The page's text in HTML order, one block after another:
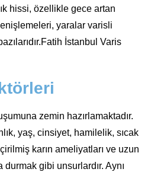
hissi, özellikle gece artan
yaralar varisli
İstanbul Varis
zemin hazırlamaktadır.
yaş, cinsiyet, hamilelik, sıcak
karın ameliyatları ve uzun
gibi unsurlardır. Aynı